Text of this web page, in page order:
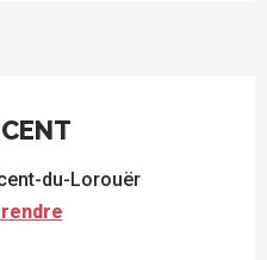
du-Lorouër
rendre